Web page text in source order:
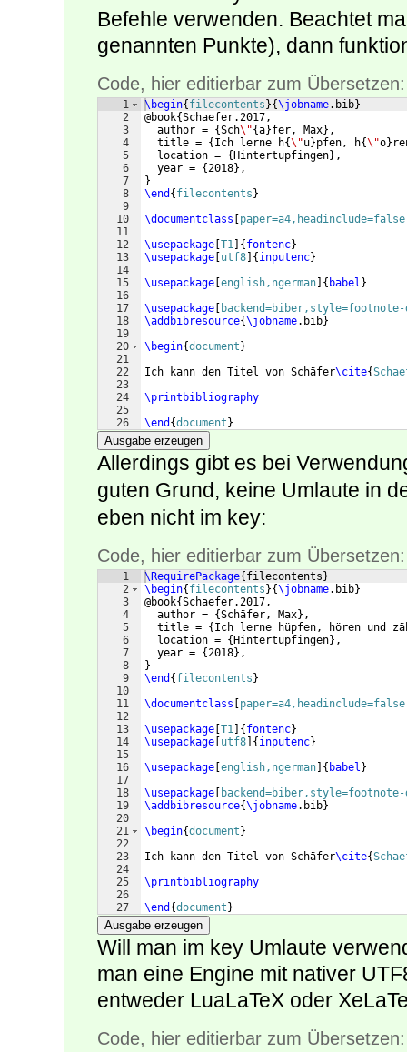
Befehle verwenden. Beachtet
genannten Punkte), dann
Code, hier editierbar zum Übersetzen:
1
2
3
4
5
6
7
8
9
10
11
12
13
14
15
16
17
18
19
20
21
22
23
24
25
26
\begin{ filecontents }{\jobname.bib}
@book{Schaefer.2017,
  author =
{Sch\"{a}fer, Max} ,
  title =
{ Ich lerne h{\"u}pfen, h{\"o}
  location =
{ Hintertupfingen} ,
  year =
{2018} ,
}
\end { filecontents }
\documentclass
\usepackage T1 { fontenc}
\usepackage utf8 { inputenc}
\usepackage english,ngerman { babel }
\usepackage
backend=biber,style=footnote-
\addbibresource{\jobname.bib}
\begin{document }
Ich kann den Titel von Schäfer\cite{
\printbibliography
\end {document }
Ausgabe erzeugen
Allerdings gibt es bei
guten Grund, keine Umlaute in
eben nicht im key:
Code, hier editierbar zum Übersetzen:
1
2
3
4
5
6
7
8
9
10
11
12
13
14
15
16
17
18
19
20
21
22
23
24
25
26
27
\RequirePackage{ filecontents }
\begin{ filecontents }{\jobname.bib}
@book{Schaefer.2017,
  author =
{Schäfer, Max} ,
  title =
{ Ich lerne hüpfen, hören und
  location =
{ Hintertupfingen} ,
  year =
{2018} ,
}
\end { filecontents }
\documentclass
\usepackage T1 { fontenc}
\usepackage utf8 { inputenc}
\usepackage english,ngerman { babel }
\usepackage
backend=biber,style=footnote-
\addbibresource{\jobname.bib}
\begin{document }
Ich kann den Titel von Schäfer\cite{
\printbibliography
\end {document }
Ausgabe erzeugen
Will man im key Umlaute
man eine Engine mit nativer
entweder LuaLaTeX oder
Code, hier editierbar zum Übersetzen: